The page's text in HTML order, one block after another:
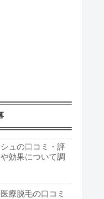
ュの口コミ・評
効果について調
療脱毛の口コミ